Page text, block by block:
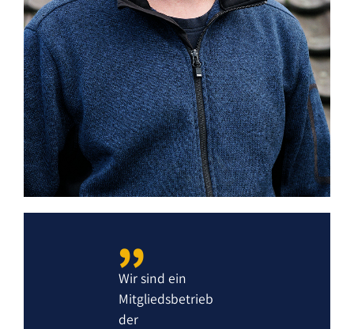
Wir sind ein
Mitgliedsbetrieb
der